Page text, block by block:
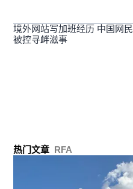
境外网站写加班经历 中国网民
被控寻衅滋事
热门文章 RFA